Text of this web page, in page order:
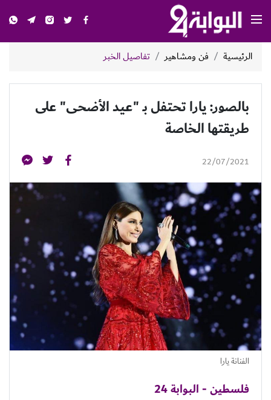
الرئيسية فن ومشاهير تفاصيل الخبر
بالصور: يارا تحتفل بـ "عيد الأضحى" على
طريقتها الخاصة
22/07/2021
الفنانة يارا
فلسطين - البوابة 24